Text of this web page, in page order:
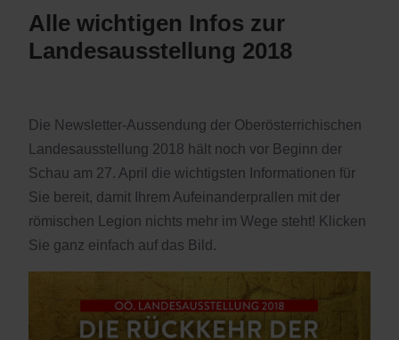
Alle wichtigen Infos zur
Landesausstellung 2018
Die Newsletter-Aussendung der Oberösterrichischen
Landesausstellung 2018 hält noch vor Beginn der
Schau am 27. April die wichtigsten Informationen für
Sie bereit, damit Ihrem Aufeinanderprallen mit der
römischen Legion nichts mehr im Wege steht! Klicken
Sie ganz einfach auf das Bild.